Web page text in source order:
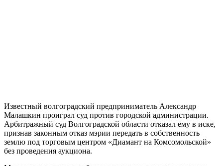
Известный волгоградский предприниматель Александр
Малашкин проиграл суд против городской администрации.
Арбитражный суд Волгоградской области отказал ему в иске,
признав законным отказ мэрии передать в собственность
землю под торговым центром «Диамант на Комсомольской»
без проведения аукциона.